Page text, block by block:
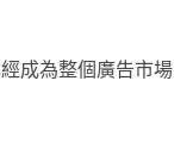
成為整個廣告市場